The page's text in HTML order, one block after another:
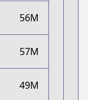
56M
57M
49M